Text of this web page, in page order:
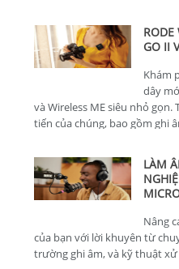
RODE
GO II
Khám
dây
và Wireless ME siêu nhỏ
tiến của chúng, bao gồm ghi
LÀM
Nâng
của bạn với lời khuyên từ
trường ghi âm, và kỹ thuật